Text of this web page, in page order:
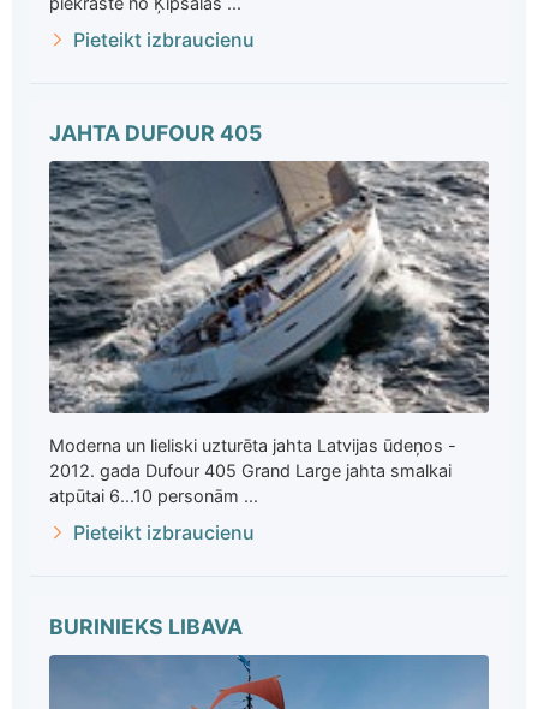
Pieteikt izbraucienu
JAHTA DUFOUR 405
Moderna un lieliski uzturēta jahta Latvijas ūdeņos -
2012. gada Dufour 405 Grand Large jahta smalkai
atpūtai 6...10 personām ...
Pieteikt izbraucienu
BURINIEKS LIBAVA